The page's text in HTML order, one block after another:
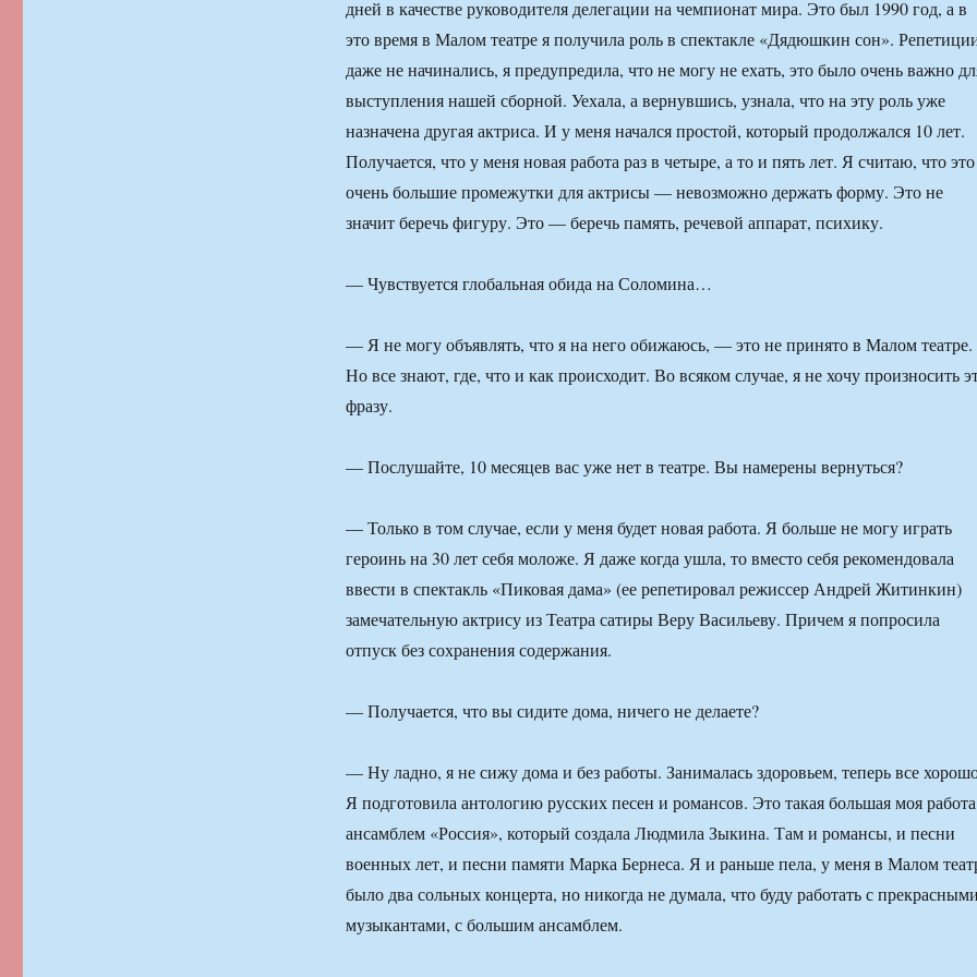
дней в качестве руководителя делегации на чемпионат мира. Это был 1990 год, а в
это время в Малом театре я получила роль в спектакле «Дядюшкин сон».
даже не начинались, я предупредила, что не могу не ехать, это было очень важно
выступления нашей сборной. Уехала, а вернувшись, узнала, что на эту роль уже
назначена другая актриса. И у меня начался простой, который продолжался 10 лет.
Получается, что у меня новая работа раз в четыре, а то и пять лет. Я считаю, что это
очень большие промежутки для актрисы — невозможно держать форму. Это не
значит беречь фигуру. Это — беречь память, речевой аппарат, психику.
— Чувствуется глобальная обида на Соломина…
— Я не могу объявлять, что я на него обижаюсь, — это не принято в Малом театре.
Но все знают, где, что и как происходит. Во всяком случае, я не хочу произносить
фразу.
— Послушайте, 10 месяцев вас уже нет в театре. Вы намерены вернуться?
— Только в том случае, если у меня будет новая работа. Я больше не могу играть
героинь на 30 лет себя моложе. Я даже когда ушла, то вместо себя рекомендовала
ввести в спектакль «Пиковая дама» (ее репетировал режиссер Андрей Житинкин)
замечательную актрису из Театра сатиры Веру Васильеву. Причем я попросила
отпуск без сохранения содержания.
— Получается, что вы сидите дома, ничего не делаете?
— Ну ладно, я не сижу дома и без работы. Занималась здоровьем, теперь все
Я подготовила антологию русских песен и романсов. Это такая большая моя
ансамблем «Россия», который создала Людмила Зыкина. Там и романсы, и песни
военных лет, и песни памяти Марка Бернеса. Я и раньше пела, у меня в Малом
было два сольных концерта, но никогда не думала, что буду работать с прекрасными
музыкантами, с большим ансамблем.